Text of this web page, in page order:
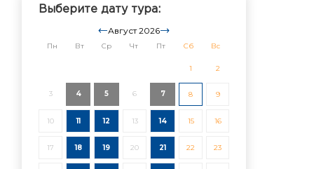
Выберите дату тура:
Август 2026
Пн Вт Ср Чт Пт Сб Вс
1 2
3 4 5 6 7 8 9
10 11 12 13 14 15 16
17 18 19 20 21 22 23